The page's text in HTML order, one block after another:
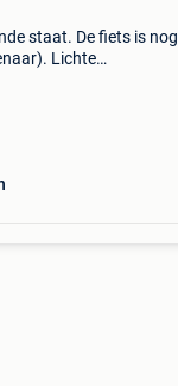
staat. De fiets is nog
Lichte